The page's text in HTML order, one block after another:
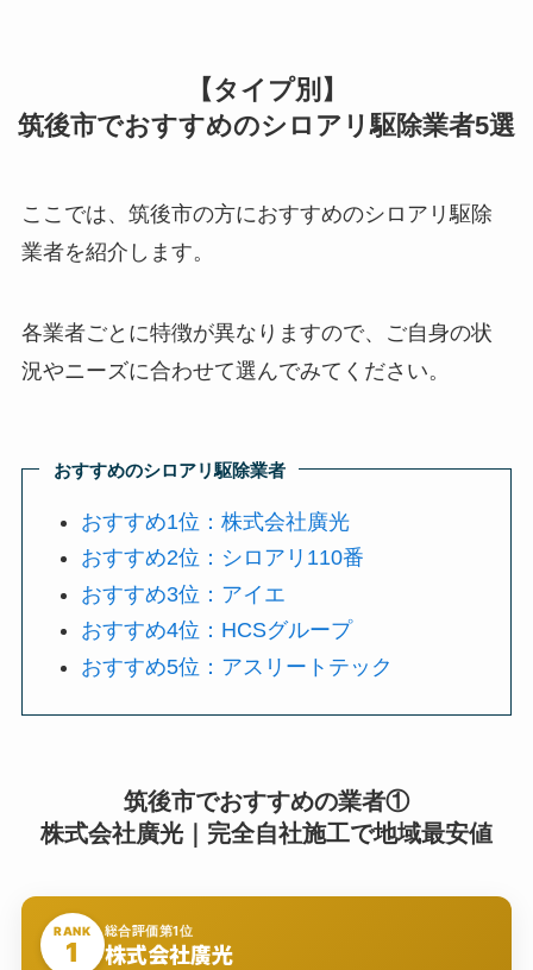
【タイプ別】
筑後市でおすすめのシロアリ駆除業者5選
ここでは、筑後市の方におすすめのシロアリ駆除
業者を紹介します。
各業者ごとに特徴が異なりますので、ご自身の状
況やニーズに合わせて選んでみてください。
おすすめのシロアリ駆除業者
おすすめ1位：株式会社廣光
おすすめ2位：シロアリ110番
おすすめ3位：アイエ
おすすめ4位：HCSグループ
おすすめ5位：アスリートテック
筑後市でおすすめの業者①
株式会社廣光｜完全自社施工で地域最安値
RANK
1
総合評価第1位
株式会社廣光